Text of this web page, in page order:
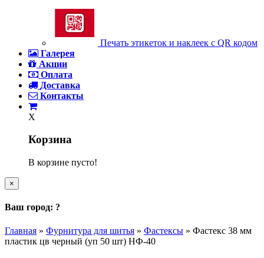
Печать этикеток и наклеек с QR кодом
Галерея
Акции
Оплата
Доставка
Контакты
X
Корзина
В корзине пусто!
×
Ваш город: ?
Главная » Фурнитура для шитья » Фастексы » Фастекс 38 мм
пластик цв черный (уп 50 шт) НФ-40